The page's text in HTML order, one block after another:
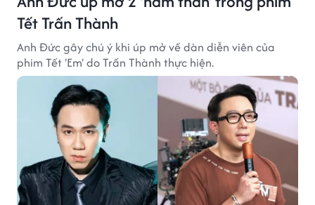
Tết Trấn Thành
Anh Đức gây chú ý khi úp mở về dàn diễn viên của
phim Tết 'Em' do Trấn Thành thực hiện.